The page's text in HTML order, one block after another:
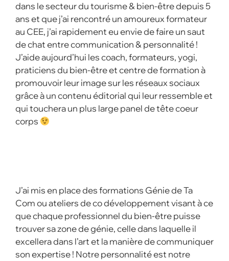
dans le secteur du tourisme & bien-être depuis 5
ans et que j’ai rencontré un amoureux formateur
au CEE, j’ai rapidement eu envie de faire un saut
de chat entre communication & personnalité !
J’aide aujourd’hui les coach, formateurs, yogi,
praticiens du bien-être et centre de formation à
promouvoir leur image sur les réseaux sociaux
grâce à un contenu éditorial qui leur ressemble et
qui touchera un plus large panel de tête coeur
corps
J’ai mis en place des formations Génie de Ta
Com ou ateliers de co développement visant à ce
que chaque professionnel du bien-être puisse
trouver sa zone de génie, celle dans laquelle il
excellera dans l’art et la manière de communiquer
son expertise ! Notre personnalité est notre